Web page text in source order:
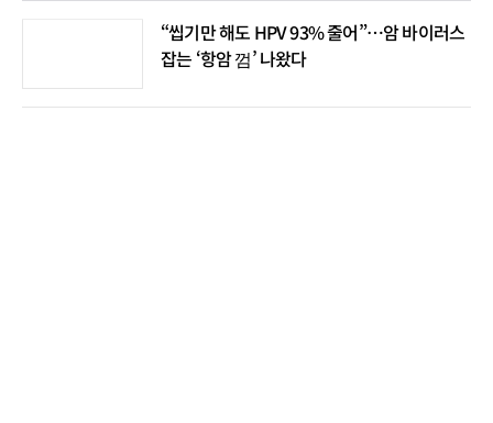
“씹기만 해도 HPV 93% 줄어”…암 바이러스
잡는 ‘항암 껌’ 나왔다